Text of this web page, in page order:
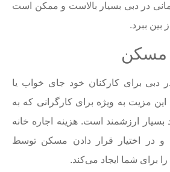
در دبی بسیار بالاست و ممکن است
بین ببرد.
مسکن
دبی برای کارکنان خود جای خواب یا
مزیت به ویژه برای کارگرانی که به
بسیار ارزشمند است. هزینه اجاره خانه
و در اختیار قرار دادن مسکن توسط
برای شما ایجاد می‌کند.